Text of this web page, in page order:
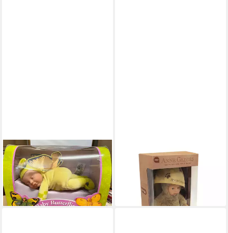
ANNE GEDDES
Babypuppe Schmetterling
grün, - 30 cm- (1-tlg)
44,90 €
lieferbar - in 4-5 Werktagen bei dir
ANNE GEDDES
Babypuppe Bär im Ei,
zimtbraun -23cm- (1-tlg)
44,90 €
lieferbar - in 4-5 Werktagen bei dir